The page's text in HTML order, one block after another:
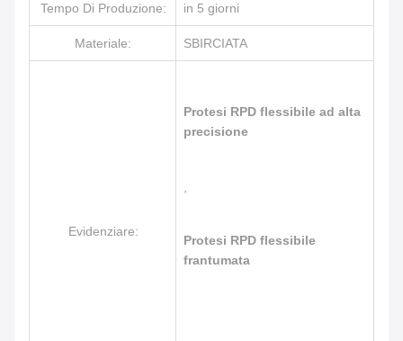
Tempo Di Produzione: in 5 giorni
Materiale: SBIRCIATA
Evidenziare:
Protesi RPD flessibile ad alta
precisione
Protesi RPD flessibile
frantumata